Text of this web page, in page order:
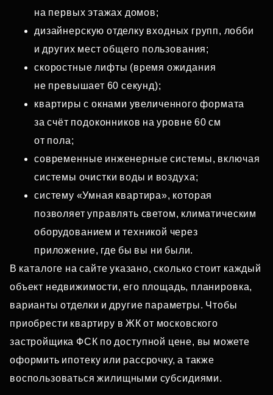
на первых этажах домов;
дизайнерскую отделку входных групп, лобби
и других мест общего пользования;
скоростные лифты (время ожидания
не превышает 60 секунд);
квартиры с окнами увеличенного формата
за счёт подоконников на уровне 60 см
от пола;
современные инженерные системы, включая
системы очистки воды и воздуха;
систему «Умная квартира», которая
позволяет управлять светом, климатическим
оборудованием и техникой через
приложение, где бы вы ни были.
В каталоге на сайте указано, сколько стоит каждый
объект недвижимости, его площадь, планировка,
варианты отделки и другие параметры. Чтобы
приобрести квартиру в ЖК от московского
застройщика ФСК по доступной цене, вы можете
оформить ипотеку или рассрочку, а также
воспользоваться жилищными субсидиями.